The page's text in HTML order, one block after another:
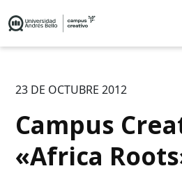
23 DE OCTUBRE 2012
Campus
«Africa